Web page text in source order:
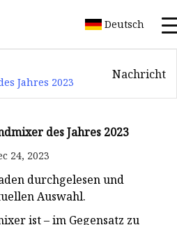
Deutsch
Jahres 2023
Nachricht
des Jahres 2023
24, 2023
durchgelesen und
Auswahl.
ist – im Gegensatz zu